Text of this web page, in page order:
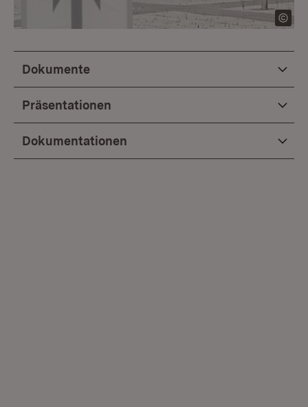
Dokumente
Präsentationen
Dokumentationen